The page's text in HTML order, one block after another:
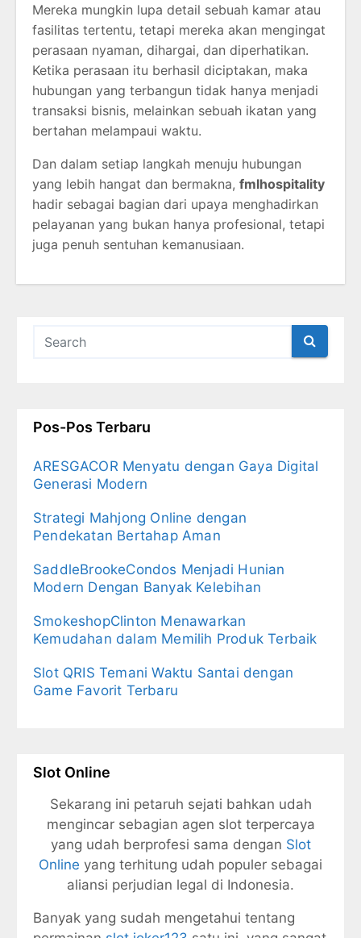
Mereka mungkin lupa detail sebuah kamar atau
fasilitas tertentu, tetapi mereka akan mengingat
perasaan nyaman, dihargai, dan diperhatikan.
Ketika perasaan itu berhasil diciptakan, maka
hubungan yang terbangun tidak hanya menjadi
transaksi bisnis, melainkan sebuah ikatan yang
bertahan melampaui waktu.
Dan dalam setiap langkah menuju hubungan
yang lebih hangat dan bermakna, fmlhospitality
hadir sebagai bagian dari upaya menghadirkan
pelayanan yang bukan hanya profesional, tetapi
juga penuh sentuhan kemanusiaan.
Pos-Pos Terbaru
ARESGACOR Menyatu dengan Gaya Digital
Generasi Modern
Strategi Mahjong Online dengan
Pendekatan Bertahap Aman
SaddleBrookeCondos Menjadi Hunian
Modern Dengan Banyak Kelebihan
SmokeshopClinton Menawarkan
Kemudahan dalam Memilih Produk Terbaik
Slot QRIS Temani Waktu Santai dengan
Game Favorit Terbaru
Slot Online
Sekarang ini petaruh sejati bahkan udah
mengincar sebagian agen slot terpercaya
yang udah berprofesi sama dengan Slot
Online yang terhitung udah populer sebagai
aliansi perjudian legal di Indonesia.
Banyak yang sudah mengetahui tentang